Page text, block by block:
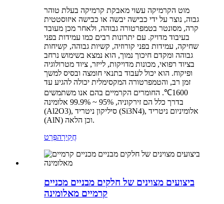
מוט הקרמיקה עשוי מאבקת קרמיקה בעלת טוהר
גבוה, נוצר על ידי כבישה יבשה או כבישה איזוסטטית
קרה, מסונטר בטמפרטורה גבוהה, ולאחר מכן מעובד
בעיבוד מדויק. עם יתרונות רבים כמו עמידות בפני
שחיקה, עמידות בפני קורוזיה, קשיות גבוהה, קשיחות
גבוהה ומקדם חיכוך נמוך, הוא נמצא בשימוש נרחב
בציוד רפואי, מכונות מדויקות, לייזר, ציוד מטרולוגיה
ופיקוח. הוא יכול לעבוד בתנאי חומצה ובסיס למשך
זמן רב, והטמפרטורה המקסימלית יכולה להגיע עד
1600℃. החומרים הקרמיים בהם אנו משתמשים
בדרך כלל הם זירקוניה, 95% ~ 99.9% אלומינה
(Al2O3), סיליקון ניטריד (Si3N4), אלומיניום ניטריד
(AlN) וכן הלאה.
חֲקִירָהפְּרָט
ביצועים מצוינים של חלקים מבניים מכניים
קרמיים מאלומינה